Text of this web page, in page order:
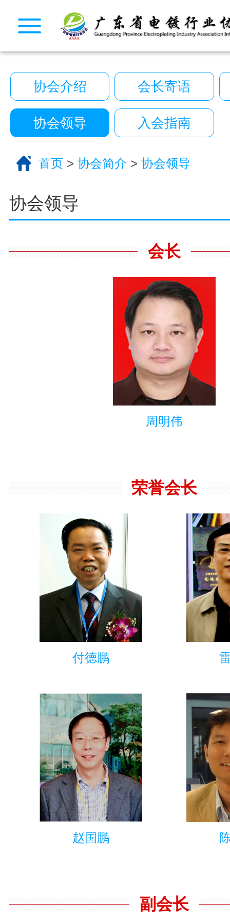
协会介绍 会长寄语
协会领导 入会指南
首页 > 协会简介 > 协会领导
协会领导
会长
周明伟
荣誉会长
付德鹏
赵国鹏
副会长
10222390号
技术支持:艾迪品牌策划
关于我们
服务分类
电话咨询
返回首页